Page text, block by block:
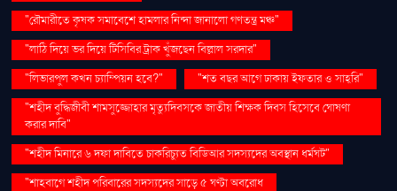
"রৌমারীতে কৃষক সমাবেশে হামলার নিন্দা জানালো গণতন্ত্র মঞ্চ"
"লাঠি দিয়ে ভর দিয়ে টিসিবির ট্রাক খুঁজছেন বিল্লাল সরদার"
"লিভারপুল কখন চ্যাম্পিয়ন হবে?"
"শত বছর আগে ঢাকায় ইফতার ও সাহ্‌রি"
"শহীদ বুদ্ধিজীবী শামসুজ্জোহার মৃত্যুদিবসকে জাতীয় শিক্ষক দিবস হিসেবে ঘোষণা
করার দাবি"
"শহীদ মিনারে ৬ দফা দাবিতে চাকরিচ্যুত বিডিআর সদস্যদের অবস্থান ধর্মঘট"
"শাহবাগে শহীদ পরিবারের সদস্যদের সাড়ে ৫ ঘণ্টা অবরোধ